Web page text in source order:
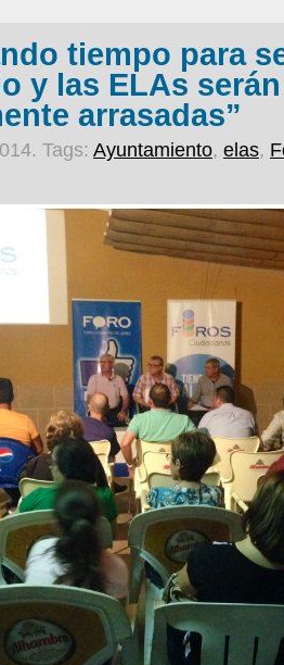
tiempo para
y las ELAs serán
arrasadas”
Tags: Ayuntamiento, elas,